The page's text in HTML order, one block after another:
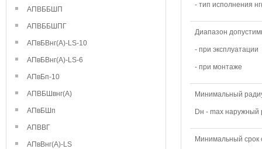
АПВББШП
АПВББШПГ
АПвБВнг(А)-LS-10
АПвБВнг(А)-LS-6
АПвБп-10
АПВБШвнг(А)
АПвБШп
АПВВГ
АПвВнг(А)-LS
- тип исполнения
Диапазон
- при эксплуатации
- при монтаже
Минимальный
Dн - max наружный
Минимальный срок